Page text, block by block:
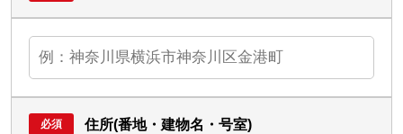
住所(番地・建物名・号室)